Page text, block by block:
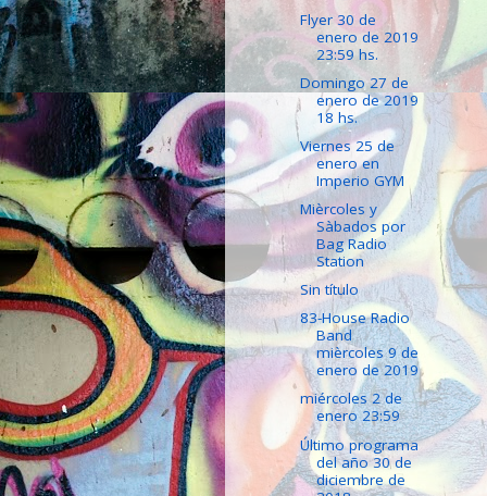
Flyer 30 de
enero de 2019
23:59 hs.
Domingo 27 de
enero de 2019
18 hs.
Viernes 25 de
enero en
Imperio GYM
Mièrcoles y
Sàbados por
Bag Radio
Station
Sin título
83-House Radio
Band
mièrcoles 9 de
enero de 2019
miércoles 2 de
enero 23:59
Último programa
del año 30 de
diciembre de